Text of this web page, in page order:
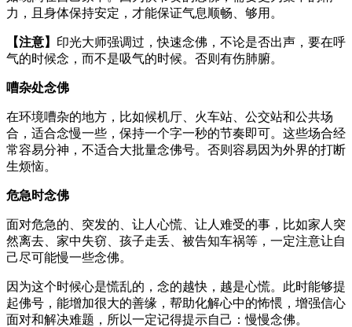
力，且身体保持安定，才能保证气息顺畅、够用。
【注意】 印光大师强调过，快速念佛，不论是否出声，要在呼
气的时候念，而不是吸气的时候。否则有伤肺腑。
嘈杂处念佛
在环境嘈杂的地方，比如候机厅、火车站、公交站和公共场
合，适合念慢一些，保持一个字一秒的节奏即可。这些场合经
常容易分神，不适合大批量念佛号。否则容易因为外界的打断
生烦恼。
危急时念佛
面对危急的、突发的、让人心慌、让人难受的事，比如家人突
然离去、家中失窃、孩子走丢、被告知车祸等，一定注意让自
己尽可能慢一些念佛。
因为这个时候心是慌乱的，念的越快，越是心慌。此时能够提
起佛号，能增加很大的善缘，帮助化解心中的怖愄，增强信心
面对和解决难题，所以一定记得提示自己：慢慢念佛。